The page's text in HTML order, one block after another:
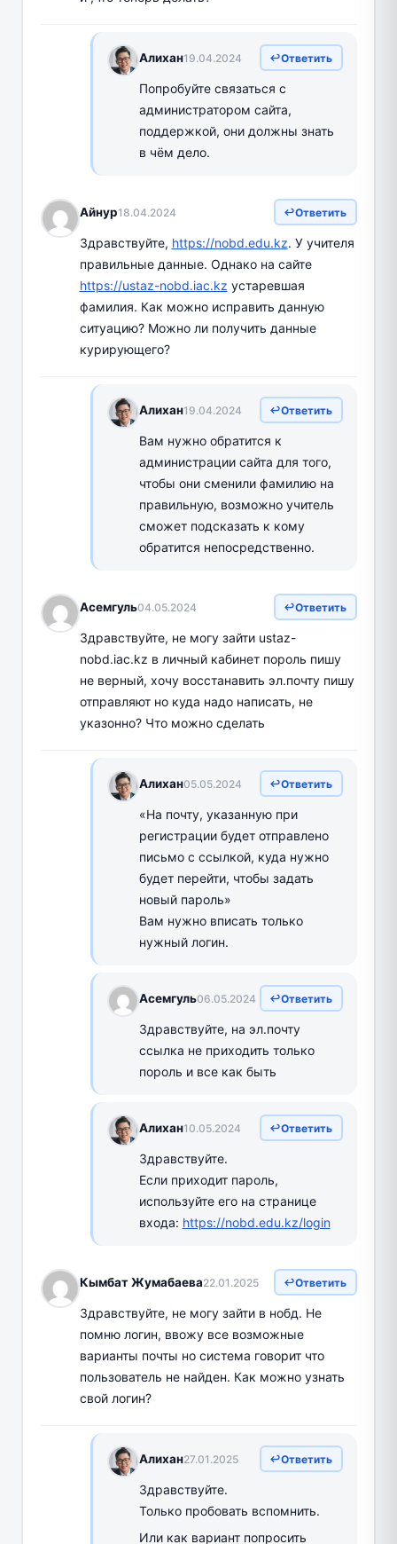
Алихан19.04.2024 Ответить
Попробуйте связаться с
администратором сайта,
поддержкой, они должны знать
в чём дело.
Айнур18.04.2024 Ответить
Здравствуйте, https://nobd.edu.kz. У учителя
правильные данные. Однако на сайте
https://ustaz-nobd.iac.kz устаревшая
фамилия. Как можно исправить данную
ситуацию? Можно ли получить данные
курирующего?
Алихан19.04.2024 Ответить
Вам нужно обратится к
администрации сайта для того,
чтобы они сменили фамилию на
правильную, возможно учитель
сможет подсказать к кому
обратится непосредственно.
Асемгуль04.05.2024 Ответить
Здравствуйте, не могу зайти ustaz-
nobd.iac.kz в личный кабинет пороль пишу
не верный, хочу восстанавить эл.почту пишу
отправляют но куда надо написать, не
указонно? Что можно сделать
Алихан05.05.2024 Ответить
«На почту, указанную при
регистрации будет отправлено
письмо с ссылкой, куда нужно
будет перейти, чтобы задать
новый пароль»
Вам нужно вписать только
нужный логин.
Асемгуль06.05.2024 Ответить
Здравствуйте, на эл.почту
ссылка не приходить только
пороль и все как быть
Алихан10.05.2024 Ответить
Здравствуйте.
Если приходит пароль,
используйте его на странице
входа: https://nobd.edu.kz/login
Кымбат Жумабаева22.01.2025 Ответить
Здравствуйте, не могу зайти в нобд. Не
помню логин, ввожу все возможные
варианты почты но система говорит что
пользователь не найден. Как можно узнать
свой логин?
Алихан27.01.2025 Ответить
Здравствуйте.
Только пробовать вспомнить.
Или как вариант попросить